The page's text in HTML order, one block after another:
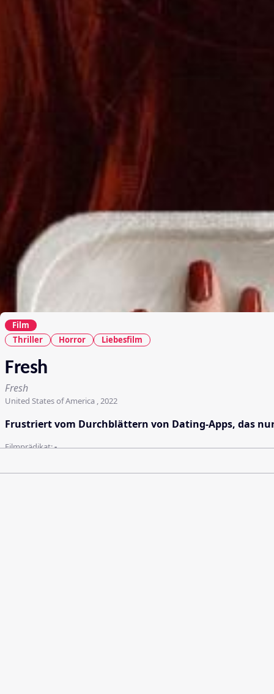
Film
Thriller
Horror Liebesfilm
Fresh
Fresh
United States of America , 2022
Frustriert vom Durchblättern von Dating-Apps, das
Filmprädikat:-